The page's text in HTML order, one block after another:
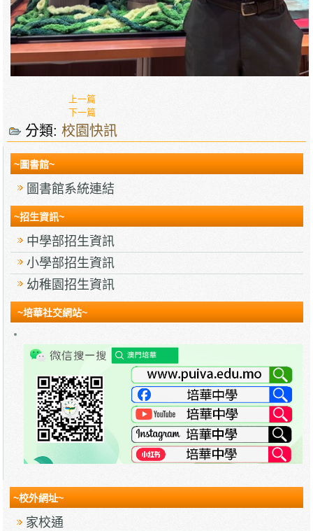
上一篇
下一篇
分類:校園快訊
~圖書館~
圖書館系統連結
~招生資訊~
中學部招生資訊
小學部招生資訊
幼稚園招生資訊
~培華社交網站~
~校外網址~
家校通